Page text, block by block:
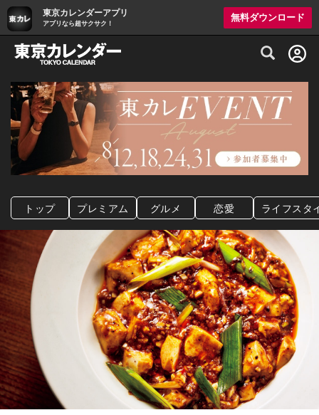
東京カレンダーアプリ
アプリなら超サクサク！
無料ダウンロード
グルメ情報・プレミアムレストラン予約
トップ プレミアム グルメ 恋愛 ライフスタ